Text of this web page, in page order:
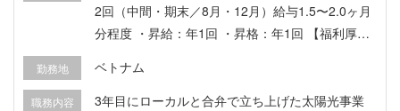
2回（中間・期末／8月・12月）給与1.5〜2.0ヶ月
分程度 ・昇給：年1回 ・昇格：年1回 【福利厚
民間医療保険／海外旅行保険・医療費サポート ・
通信費支給 ・日本一時帰国航空券代 会社負担：年
勤務地 ベトナム
職務内容
3年目にローカルと合弁で立ち上げた太陽光事業